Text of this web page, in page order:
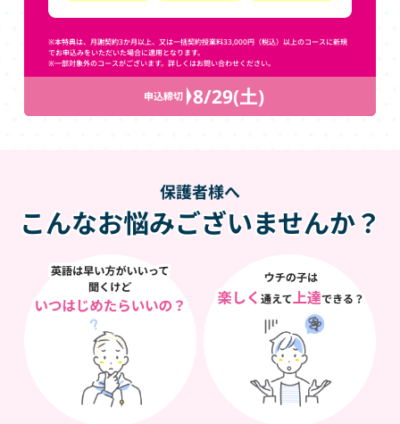
※本特典は、月謝契約3か月以上、又は一括契約授業料33,000円（税込）以上のコースに新規
でお申込みをいただいた場合に適用となります。
※一部対象外のコースがございます。詳しくはお問い合わせください。
申込締切 8/29(土)
保護者様へ
こんなお悩みございませんか？